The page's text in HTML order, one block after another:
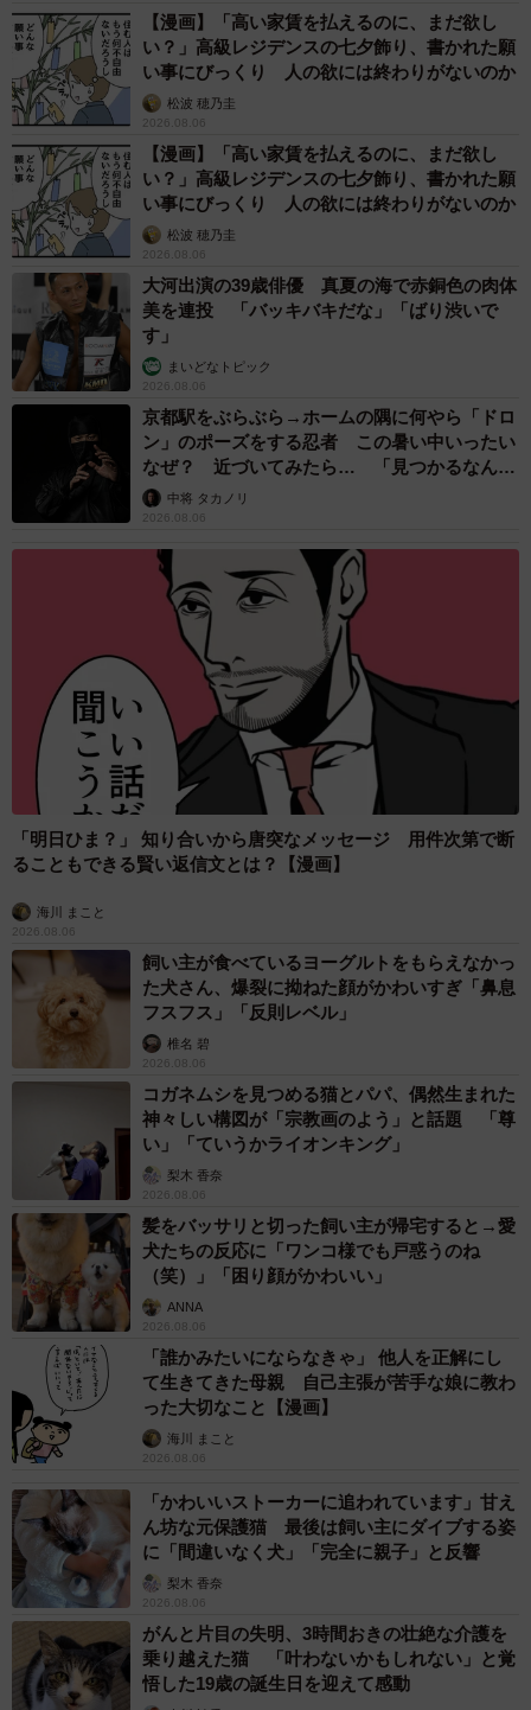
【漫画】「高い家賃を払えるのに、まだ欲し
い？」高級レジデンスの七夕飾り、書かれた願
い事にびっくり 人の欲には終わりがないのか
松波 穂乃圭
2026.08.06
【漫画】「高い家賃を払えるのに、まだ欲し
い？」高級レジデンスの七夕飾り、書かれた願
い事にびっくり 人の欲には終わりがないのか
松波 穂乃圭
2026.08.06
大河出演の39歳俳優 真夏の海で赤銅色の肉体
美を連投 「バッキバキだな」「ばり渋いで
す」
まいどなトピック
2026.08.06
京都駅をぶらぶら→ホームの隅に何やら「ドロ
ン」のポーズをする忍者 この暑い中いったい
なぜ？ 近づいてみたら… 「見つかるなんて
未熟」中将 タカノリ
2026.08.06
「明日ひま？」 知り合いから唐突なメッセージ 用件次第で断
ることもできる賢い返信文とは？【漫画】
海川 まこと
2026.08.06
飼い主が食べているヨーグルトをもらえなかっ
た犬さん、爆裂に拗ねた顔がかわいすぎ「鼻息
フスフス」「反則レベル」
椎名 碧
2026.08.06
コガネムシを見つめる猫とパパ、偶然生まれた
神々しい構図が「宗教画のよう」と話題 「尊
い」「ていうかライオンキング」
梨木 香奈
2026.08.06
髪をバッサリと切った飼い主が帰宅すると→愛
犬たちの反応に「ワンコ様でも戸惑うのね
（笑）」「困り顔がかわいい」
ANNA
2026.08.06
「誰かみたいにならなきゃ」 他人を正解にし
て生きてきた母親 自己主張が苦手な娘に教わ
った大切なこと【漫画】
海川 まこと
2026.08.06
「かわいいストーカーに追われています」甘え
ん坊な元保護猫 最後は飼い主にダイブする姿
に「間違いなく犬」「完全に親子」と反響
梨木 香奈
2026.08.06
がんと片目の失明、3時間おきの壮絶な介護を
乗り越えた猫 「叶わないかもしれない」と覚
悟した19歳の誕生日を迎えて感動